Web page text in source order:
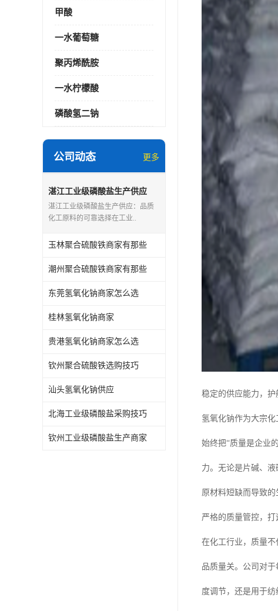
甲酸
一水葡萄糖
聚丙烯酰胺
一水柠檬酸
磷酸氢二钠
公司动态 更多
湛江工业级磷酸盐生产供应
湛江工业级磷酸盐生产供应：品质
化工原料的可靠选择在工业..
玉林聚合硫酸铁商家有那些
潮州聚合硫酸铁商家有那些
东莞氢氧化钠商家怎么选
桂林氢氧化钠商家
贵港氢氧化钠商家怎么选
钦州聚合硫酸铁选购技巧
汕头氢氧化钠供应
北海工业级磷酸盐采购技巧
钦州工业级磷酸盐生产商家
稳定的供应能力，
氢氧化钠作为大宗
始终把“质量是企业
力。无论是片碱、
原材料短缺而导致的
严格的质量管控，打
在化工行业，质量
品质量关。公司对
度调节，还是用于